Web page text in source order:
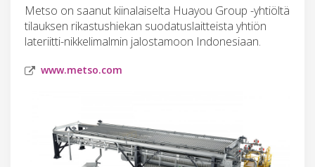
Metso on saanut kiinalaiselta Huayou Group -yhtiöltä
tilauksen rikastushiekan suodatuslaitteista yhtiön
lateriitti-nikkelimalmin jalostamoon Indonesiaan.
www.metso.com